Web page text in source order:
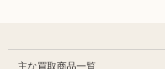
主な買取商品一覧